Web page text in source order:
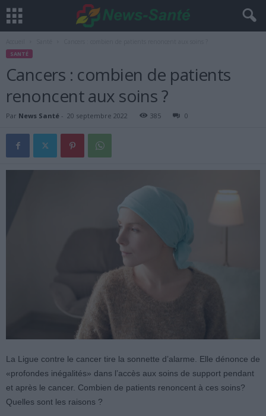
SANTÉ
Cancers : combien de patients
renoncent aux soins ?
Par News Santé - 20 septembre 2022 385 0
La Ligue contre le cancer tire la sonnette d’alarme. Elle dénonce de
«profondes inégalités» dans l’accès aux soins de support pendant
et après le cancer. Combien de patients renoncent à ces soins?
Quelles sont les raisons ?